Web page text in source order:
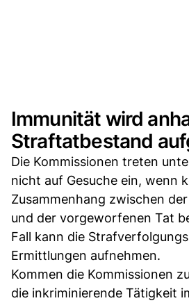
Immunität wird
Straftatbestand
Die Kommissionen treten
nicht auf Gesuche ein, wenn
Zusammenhang zwischen
und der vorgeworfenen Tat
Fall kann die
Ermittlungen aufnehmen.
Kommen die Kommissionen
die inkriminierende Tätigkeit